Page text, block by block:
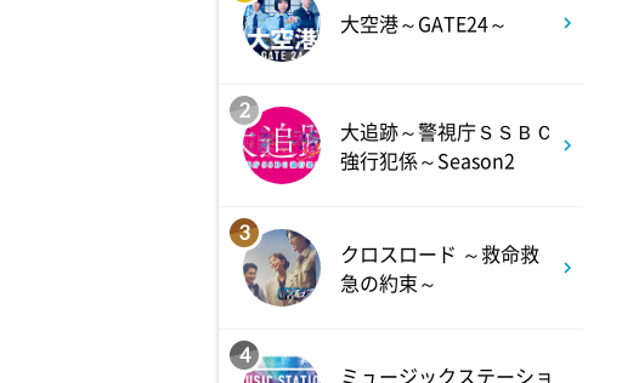
熱闘甲子園 涙は、強さにな
る。
よる 11:40
気づきの扉
よる 11:45
大空港～GATE24～
2
大追跡～警視庁ＳＳＢＣ
強行犯係～Season2
3
クロスロード ～救命救
急の約束～
4
ミュージックステーショ